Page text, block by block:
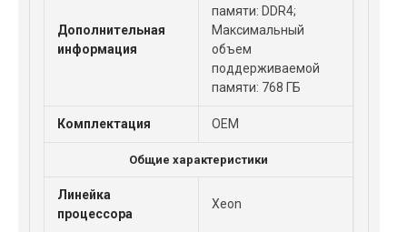
Дополнительная
информация
памяти: DDR4;
Максимальный
объем
поддерживаемой
памяти: 768 ГБ
Комплектация OEM
Общие характеристики
Линейка
процессора
Xeon